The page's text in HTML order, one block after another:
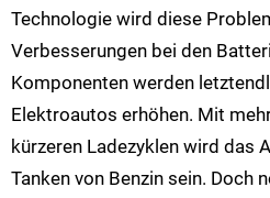
Technologie wird diese
Verbesserungen bei den
Komponenten werden
Elektroautos erhöhen. Mit
kürzeren Ladezyklen wird das
Tanken von Benzin sein. Doch